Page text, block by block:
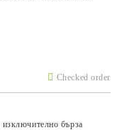
Checked order
бърза